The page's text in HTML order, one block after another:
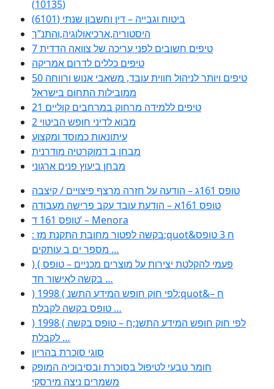
(10135)
ביטוח וגבייה – דין וחשבון שנתי (6101)
היסטוריה,ארכיאולוגיה,והתנ”ך
7 טיפים חשובים לפני עריכה של צוואה הדדית
טיפים כללים לדרום אמריקה
50 טיפים ויותר לניהול חווית עובד, משאבי אנוש ורווחה
ממובילות התחום בישראל
21 טיפים ללמידה מרחוק במרחבים קוליים
מבוא לדיני חופש הביטוי 2
עיתונאות כמוסד ומקצוע
מבחן ב דמוקרטיה מודרנית
מבחן ביעוץ פנים ארגוני
טופס 161ג – הודעה על חזרה מרצף פיצויים / קיצבה
טופס 161א – הודעת עובד עקב פרישה מעבודה
טופס 161 ד’ – Menora
: בקשה לפטור מחובת התקנת מז;quot&ח 3 טופס
מספר ים ב עותקים …
) ( פעמי להקלטת יצירות על מוצרים מכניים – טופס
בקשה לאישור חד …
) 1998 ( לפי חוק חופש המידע התשנ;quot&ח –
טופס בקשה לקבלת …
) 1998 ( לפי חוק חופש המידע התשנ;ח – טופס בקשה
לקבלת …
סוגי סוכרת בהריון
חומר טבעי לטיפול בסוכרת ובסיבוכיה המופק
משמרים ניצה מירסקי